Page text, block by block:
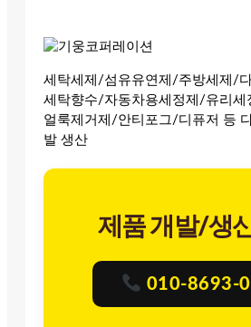
세탁세제/섬유유연제/주방세제/
세탁향수/자동차용세정제/유리세
얼룩제거제/안티포그/디퓨저 등
발 생산
제품 개발/생
010-8693-